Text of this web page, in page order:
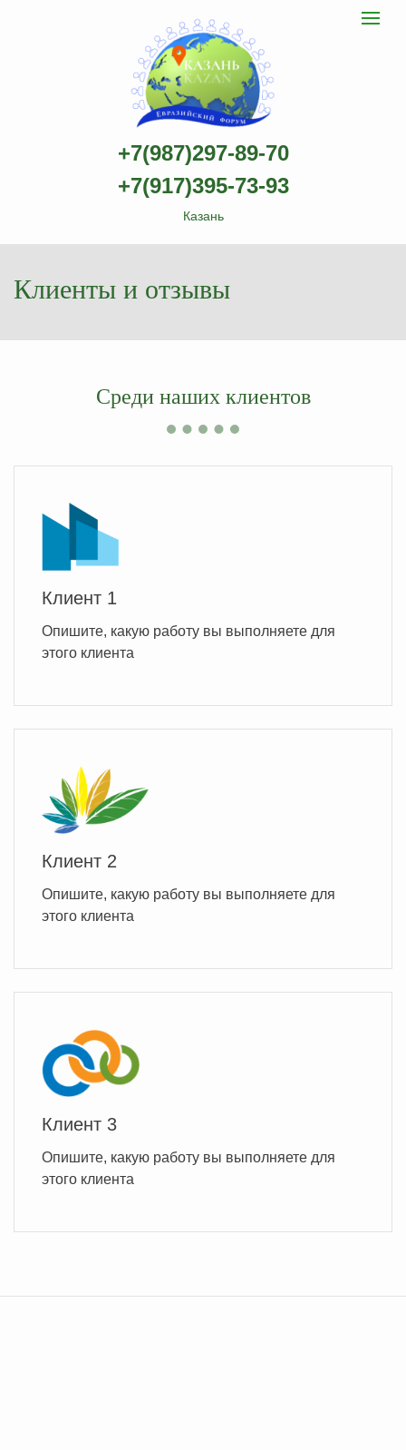
Казанский
Евразийский
научно-
практический
форум
logo
+7(987)297-89-70
+7(917)395-73-93
Казань
Toggle
Клиенты и отзывы
Среди наших клиентов
Клиент 1
Опишите, какую работу вы выполняете для
этого клиента
Клиент 2
Опишите, какую работу вы выполняете для
этого клиента
Клиент 3
Опишите, какую работу вы выполняете для
этого клиента